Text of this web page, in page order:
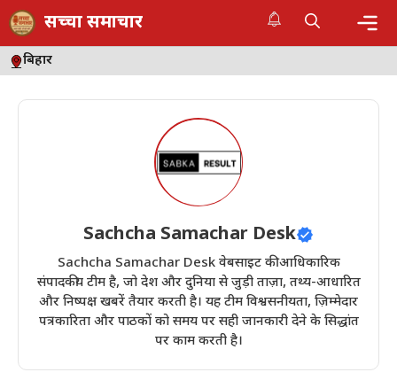
Skip
to
content
सच्चा समाचार
बिहार
Sachcha Samachar Desk
Sachcha Samachar Desk वेबसाइट की आधिकारिक
संपादकीय टीम है, जो देश और दुनिया से जुड़ी ताज़ा, तथ्य-आधारित
और निष्पक्ष खबरें तैयार करती है। यह टीम विश्वसनीयता, ज़िम्मेदार
पत्रकारिता और पाठकों को समय पर सही जानकारी देने के सिद्धांत
पर काम करती है।